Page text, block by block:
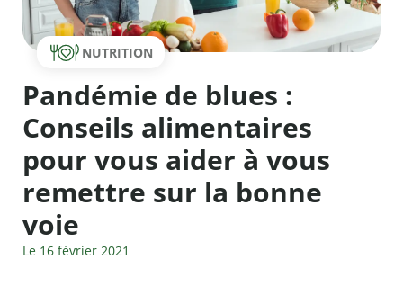
NUTRITION
Pandémie de blues :
Conseils alimentaires
pour vous aider à vous
remettre sur la bonne
voie
Le 16 février 2021